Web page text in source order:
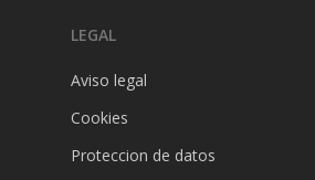
LEGAL
Aviso legal
Cookies
Proteccion de datos